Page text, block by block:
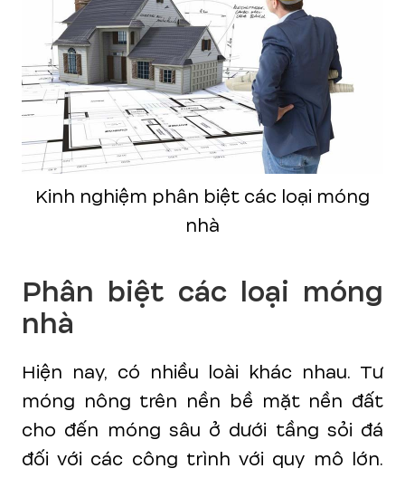
Kinh nghiệm phân biệt các loại móng
nhà
Phân biệt các loại móng
nhà
Hiện nay, có nhiều loài khác nhau. Tư
móng nông trên nền bề mặt nền đất
cho đến móng sâu ở dưới tầng sỏi đá
đối với các công trình với quy mô lớn.